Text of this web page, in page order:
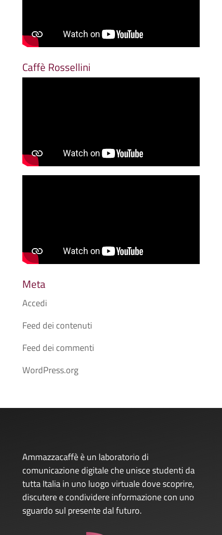
Caffè Rossellini
Meta
Accedi
Feed dei contenuti
Feed dei commenti
WordPress.org
Ammazzacaffè è un laboratorio di
comunicazione digitale che unisce studenti da
tutta Italia in uno luogo virtuale dove scoprire,
discutere e condividere informazione con uno
sguardo sul presente dal futuro.